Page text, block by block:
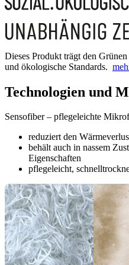
Dieses Produkt trägt den
und ökologische Standards.
Technologien und
Sensofiber – pflegeleichte
reduziert den
behält auch in nassem
Eigenschaften
pflegeleicht,